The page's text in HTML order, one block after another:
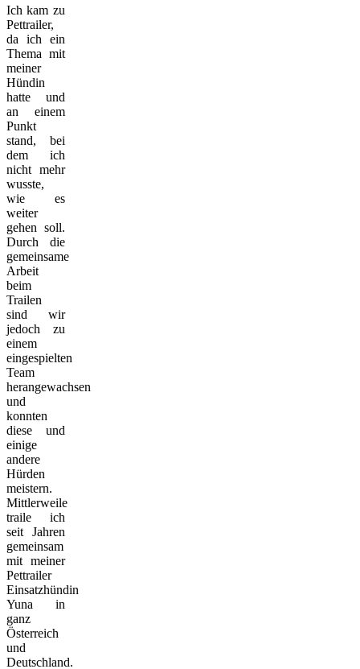
Ich kam zu
Pettrailer,
da ich ein
Thema mit
meiner
Hündin
hatte und
an einem
Punkt
stand, bei
dem ich
nicht mehr
wusste,
wie es
weiter
gehen soll.
Durch die
gemeinsame
Arbeit
beim
Trailen
sind wir
jedoch zu
einem
eingespielten
Team
herangewachsen
und
konnten
diese und
einige
andere
Hürden
meistern.
Mittlerweile
traile ich
seit Jahren
gemeinsam
mit meiner
Pettrailer
Einsatzhündin
Yuna in
ganz
Österreich
und
Deutschland.